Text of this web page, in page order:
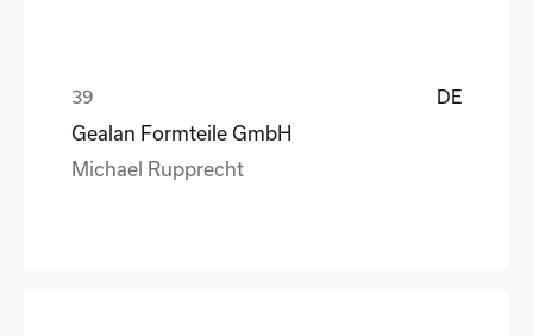
DE
Gealan Formteile GmbH
Michael Rupprecht